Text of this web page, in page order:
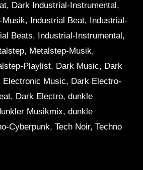
Dark Industrial-Instrumental,
Industrial Beat, Industrial-
Beats, Industrial-Instrumental,
Metalstep-Musik,
Playlist, Dark Music, Dark
Music, Dark Electro-
Dark Electro, dunkle
Musikmix, dunkle
Cyberpunk, Tech Noir, Techno